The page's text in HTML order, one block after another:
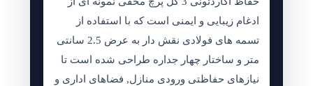
ادغام زیبایی و ایمنی است که با استفاده از
تسمه های فولادی نقش دار به عرض 2.5 سانتی
متر و ساختار چهار جداره طراحی شده است تا
نیازهای حفاظتی ورودی منازل, فضاهای اداری و